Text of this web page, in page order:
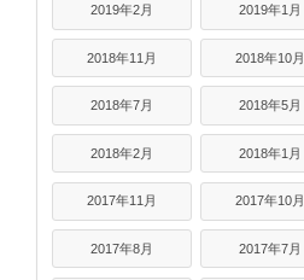
2019年2月 2019年1月
2018年11月 2018年10月
2018年7月 2018年5月
2018年2月 2018年1月
2017年11月 2017年10月
2017年8月 2017年7月